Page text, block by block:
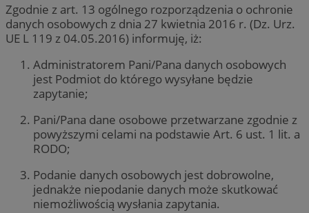
Zgodnie z art. 13 ogólnego rozporządzenia o ochronie
danych osobowych z dnia 27 kwietnia 2016 r. (Dz. Urz.
UE L 119 z 04.05.2016) informuję, iż:
Administratorem Pani/Pana danych osobowych
jest Podmiot do którego wysyłane będzie
zapytanie;
Pani/Pana dane osobowe przetwarzane zgodnie z
powyższymi celami na podstawie Art. 6 ust. 1 lit. a
RODO;
Podanie danych osobowych jest dobrowolne,
jednakże niepodanie danych może skutkować
niemożliwością wysłania zapytania.